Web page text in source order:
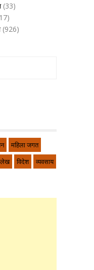
(33)
(926)
महिला जगत
लेख विदेश
व्यवसाय